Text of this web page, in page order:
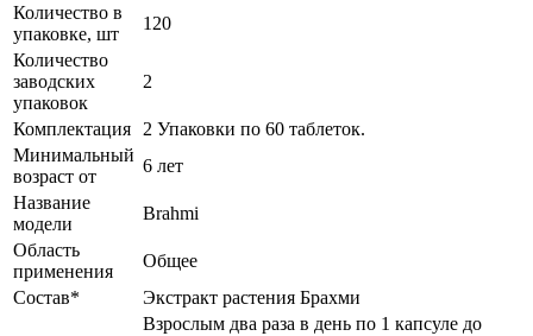
Количество в
упаковке, шт
120
Количество
заводских
упаковок
2
Комплектация
2 Упаковки по 60 таблеток.
Минимальный
возраст от
6 лет
Название
модели
Brahmi
Область
применения
Общее
Состав*
Экстракт растения Брахми
Взрослым два раза в день по 1 капсуле до